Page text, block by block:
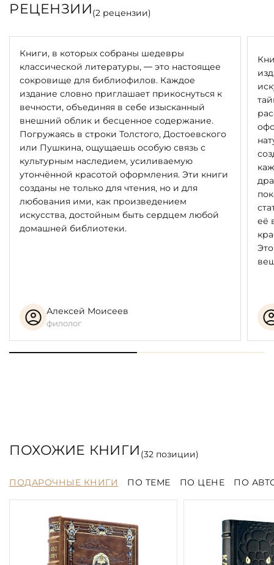
РЕЦЕНЗИИ(2 рецензии)
Книги, в которых собраны шедевры
классической литературы, — это настоящее
сокровище для библиофилов. Каждое
издание словно приглашает прикоснуться к
вечности, объединяя в себе изысканный
внешний облик и бесценное содержание.
Погружаясь в строки Толстого, Достоевского
или Пушкина, ощущаешь особую связь с
культурным наследием, усиливаемую
утончённой красотой оформления. Эти книги
созданы не только для чтения, но и для
любования ими, как произведением
искусства, достойным быть сердцем любой
домашней библиотеки.
Алексей Моисеев
филолог
её
ПОХОЖИЕ КНИГИ (32позиции)
ПОДАРОЧНЫЕ КНИГИ ПО ТЕМЕ ПО ЦЕНЕ ПО